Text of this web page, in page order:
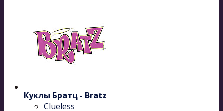
Куклы Братц - Bratz
Clueless